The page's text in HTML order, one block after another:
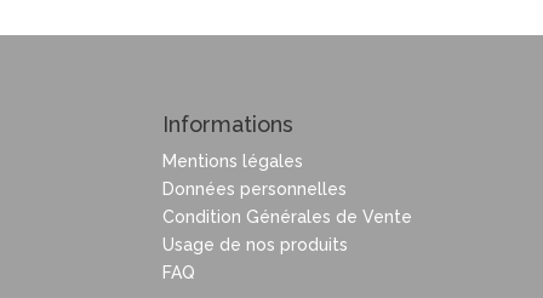
Informations
Mentions légales
Données personnelles
Condition Générales de Vente
Usage de nos produits
FAQ